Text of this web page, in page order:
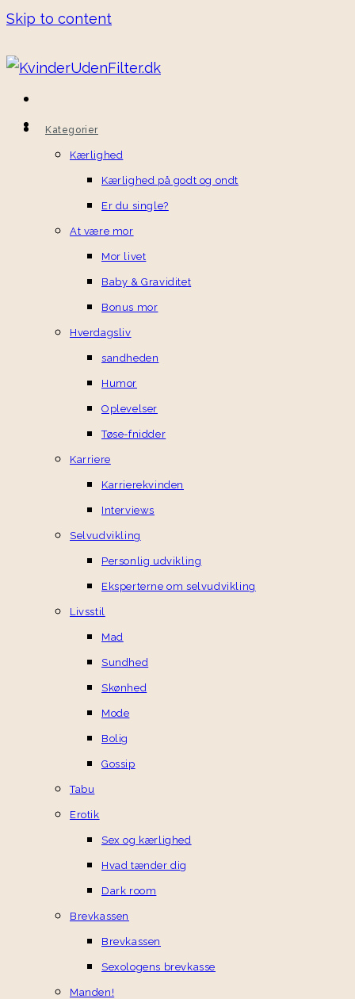
Skip to content
Kategorier
Kærlighed
Kærlighed på godt og ondt
Er du single?
At være mor
Mor livet
Baby & Graviditet
Bonus mor
Hverdagsliv
sandheden
Humor
Oplevelser
Tøse-fnidder
Karriere
Karrierekvinden
Interviews
Selvudvikling
Personlig udvikling
Eksperterne om selvudvikling
Livsstil
Mad
Sundhed
Skønhed
Mode
Bolig
Gossip
Tabu
Erotik
Sex og kærlighed
Hvad tænder dig
Dark room
Brevkassen
Brevkassen
Sexologens brevkasse
Manden!